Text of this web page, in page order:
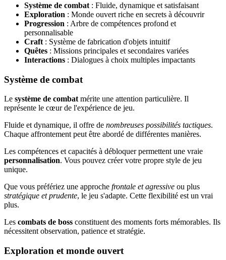
Système de combat : Fluide, dynamique et satisfaisant
Exploration : Monde ouvert riche en secrets à découvrir
Progression : Arbre de compétences profond et
personnalisable
Craft : Système de fabrication d'objets intuitif
Quêtes : Missions principales et secondaires variées
Interactions : Dialogues à choix multiples impactants
Système de combat
Le système de combat mérite une attention particulière. Il
représente le cœur de l'expérience de jeu.
Fluide et dynamique, il offre de nombreuses possibilités tactiques.
Chaque affrontement peut être abordé de différentes manières.
Les compétences et capacités à débloquer permettent une vraie
personnalisation. Vous pouvez créer votre propre style de jeu
unique.
Que vous préfériez une approche frontale et agressive ou plus
stratégique et prudente, le jeu s'adapte. Cette flexibilité est un vrai
plus.
Les combats de boss constituent des moments forts mémorables. Ils
nécessitent observation, patience et stratégie.
Exploration et monde ouvert